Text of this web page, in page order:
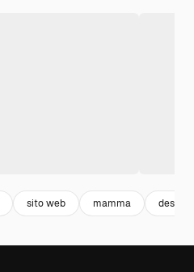
sito web mamma design